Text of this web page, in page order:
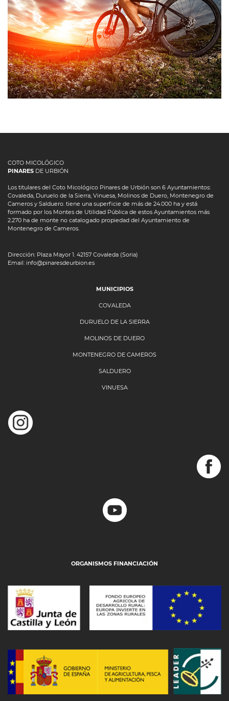
COTO MICOLÓGICO
PINARES DE URBIÓN
Los titulares del Coto Micológico Pinares de Urbión son 6 Ayuntamientos:
Covaleda, Duruelo de la Sierra, Vinuesa, Molinos de Duero, Montenegro de
Cameros y Salduero. tiene una superficie de más de 24.000 ha y está
formado por los Montes de Utilidad Pública de estos Ayuntamientos más
2.270 ha de monte no catalogado propiedad del Ayuntamiento de
Montenegro de Cameros.
Dirección: Plaza Mayor 1. 42157 Covaleda (Soria)
Email: info@pinaresdeurbion.es
MUNICIPIOS
COVALEDA
DURUELO DE LA SIERRA
MOLINOS DE DUERO
MONTENEGRO DE CAMEROS
SALDUERO
VINUESA
ORGANISMOS FINANCIACIÓN